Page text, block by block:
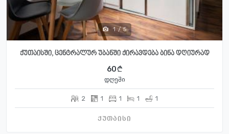
1 / 5
ქუთაისში, ცენტრალურ უბანში ქირავდება ბინა დღიურად
60
დღეში
2 1 1 1 1
ქუთაისი